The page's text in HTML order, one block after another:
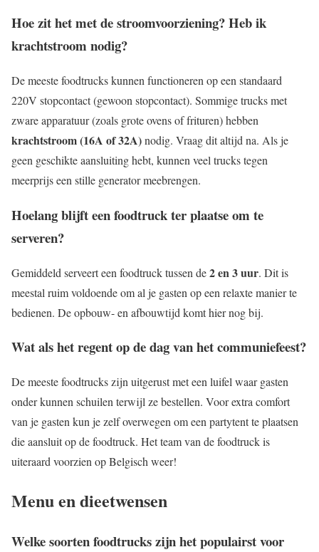
Hoe zit het met de stroomvoorziening? Heb ik
krachtstroom nodig?
De meeste foodtrucks kunnen functioneren op een standaard
220V stopcontact (gewoon stopcontact). Sommige trucks met
zware apparatuur (zoals grote ovens of frituren) hebben
krachtstroom (16A of 32A)nodig. Vraag dit altijd na. Als je
geen geschikte aansluiting hebt, kunnen veel trucks tegen
meerprijs een stille generator meebrengen.
Hoelang blijft een foodtruck ter plaatse om te
serveren?
Gemiddeld serveert een foodtruck tussen de2 en 3 uur. Dit is
meestal ruim voldoende om al je gasten op een relaxte manier te
bedienen. De opbouw- en afbouwtijd komt hier nog bij.
Wat als het regent op de dag van het communiefeest?
De meeste foodtrucks zijn uitgerust met een luifel waar gasten
onder kunnen schuilen terwijl ze bestellen. Voor extra comfort
van je gasten kun je zelf overwegen om een partytent te plaatsen
die aansluit op de foodtruck. Het team van de foodtruck is
uiteraard voorzien op Belgisch weer!
Menu en dieetwensen
Welke soorten foodtrucks zijn het populairst voor